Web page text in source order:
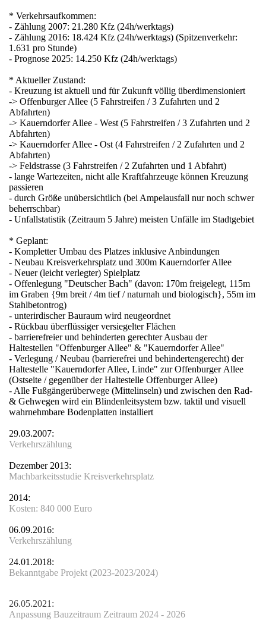
* Verkehrsaufkommen:
- Zählung 2007: 21.280 Kfz (24h/werktags)
- Zählung 2016: 18.424 Kfz (24h/werktags) (Spitzenverkehr:
1.631 pro Stunde)
- Prognose 2025: 14.250 Kfz (24h/werktags)
* Aktueller Zustand:
- Kreuzung ist aktuell und für Zukunft völlig überdimensioniert
-> Offenburger Allee (5 Fahrstreifen / 3 Zufahrten und 2
Abfahrten)
-> Kauerndorfer Allee - West (5 Fahrstreifen / 3 Zufahrten und 2
Abfahrten)
-> Kauerndorfer Allee - Ost (4 Fahrstreifen / 2 Zufahrten und 2
Abfahrten)
-> Feldstrasse (3 Fahrstreifen / 2 Zufahrten und 1 Abfahrt)
- lange Wartezeiten, nicht alle Kraftfahrzeuge können Kreuzung
passieren
- durch Größe unübersichtlich (bei Ampelausfall nur noch schwer
beherrschbar)
- Unfallstatistik (Zeitraum 5 Jahre) meisten Unfälle im Stadtgebiet
* Geplant:
- Kompletter Umbau des Platzes inklusive Anbindungen
- Neubau Kreisverkehrsplatz und 300m Kauerndorfer Allee
- Neuer (leicht verlegter) Spielplatz
- Offenlegung "Deutscher Bach" (davon: 170m freigelegt, 115m
im Graben {9m breit / 4m tief / naturnah und biologisch}, 55m im
Stahlbetontrog)
- unterirdischer Bauraum wird neugeordnet
- Rückbau überflüssiger versiegelter Flächen
- barrierefreier und behinderten gerechter Ausbau der
Haltestellen "Offenburger Allee" & "Kauerndorfer Allee"
- Verlegung / Neubau (barrierefrei und behindertengerecht) der
Haltestelle "Kauerndorfer Allee, Linde" zur Offenburger Allee
(Ostseite / gegenüber der Haltestelle Offenburger Allee)
- Alle Fußgängerüberwege (Mittelinseln) und zwischen den Rad-
& Gehwegen wird ein Blindenleitsystem bzw. taktil und visuell
wahrnehmbare Bodenplatten installiert
29.03.2007:
Verkehrszählung
Dezember 2013:
Machbarkeitsstudie Kreisverkehrsplatz
2014:
Kosten: 840 000 Euro
06.09.2016:
Verkehrszählung
24.01.2018:
Bekanntgabe Projekt (2023-2023/2024)
26.05.2021:
Anpassung Bauzeitraum Zeitraum 2024 - 2026